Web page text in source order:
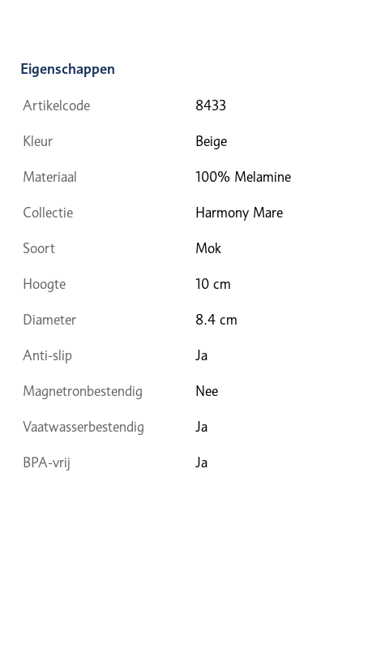
Eigenschappen
Artikelcode 8433
Kleur Beige
Materiaal 100% Melamine
Collectie Harmony Mare
Soort Mok
Hoogte 10 cm
Diameter 8.4 cm
Anti-slip Ja
Magnetronbestendig Nee
Vaatwasserbestendig Ja
BPA-vrij Ja